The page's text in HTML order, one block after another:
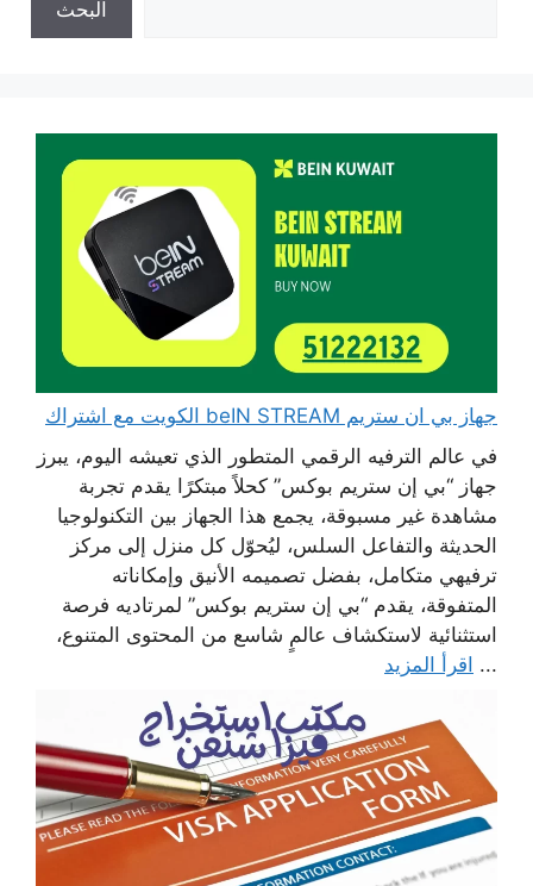
البحث
جهاز بي ان ستريم beIN STREAM الكويت مع اشتراك
في عالم الترفيه الرقمي المتطور الذي تعيشه اليوم، يبرز
جهاز “بي إن ستريم بوكس” كحلاً مبتكرًا يقدم تجربة
مشاهدة غير مسبوقة، يجمع هذا الجهاز بين التكنولوجيا
الحديثة والتفاعل السلس، ليُحوّل كل منزل إلى مركز
ترفيهي متكامل، بفضل تصميمه الأنيق وإمكاناته
المتفوقة، يقدم “بي إن ستريم بوكس” لمرتاديه فرصة
استثنائية لاستكشاف عالمٍ شاسع من المحتوى المتنوع،
... اقرأ المزيد